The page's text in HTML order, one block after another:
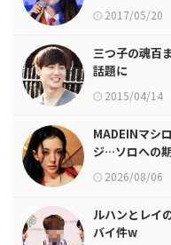
2017/05/20
三つ子の魂百
話題に
2015/04/14
MADEINマシ
ジ…ソロへの
2026/08/06
ルハンとレイ
バイ件w